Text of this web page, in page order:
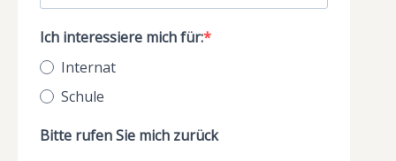
Ich interessiere mich für:
Internat
Schule
Bitte rufen Sie mich zurück